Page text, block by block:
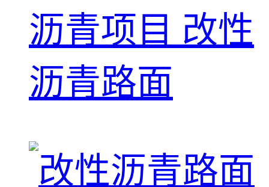
沥青项目 改性
沥青路面